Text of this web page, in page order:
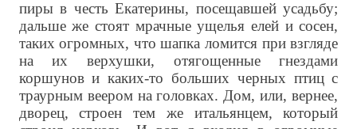
пиры в честь Екатерины, посещавшей усадьбу;
дальше же стоят мрачные ущелья елей и сосен,
таких огромных, что шапка ломится при взгляде
на их верхушки, отягощенные гнездами
коршунов и каких-то больших черных птиц с
траурным веером на головках. Дом, или, вернее,
дворец, строен тем же итальянцем, который